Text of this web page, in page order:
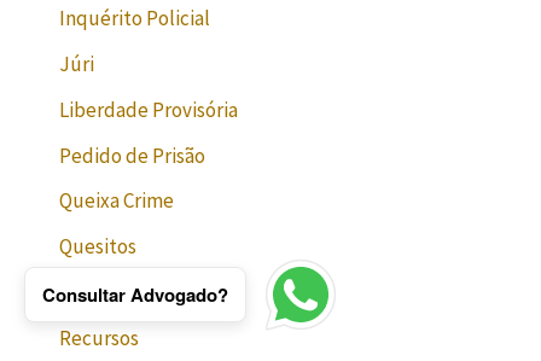
Inquérito Policial
Júri
Liberdade Provisória
Pedido de Prisão
Queixa Crime
Quesitos
Reabilitação
Recursos
Consultar Advogado?